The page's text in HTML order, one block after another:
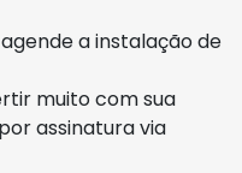
a instalação de
muito com sua
assinatura via